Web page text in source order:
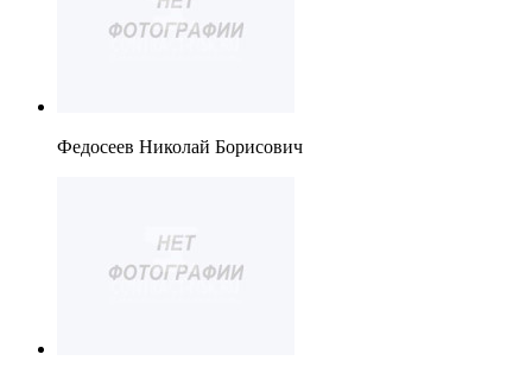
Федосеев Николай Борисович